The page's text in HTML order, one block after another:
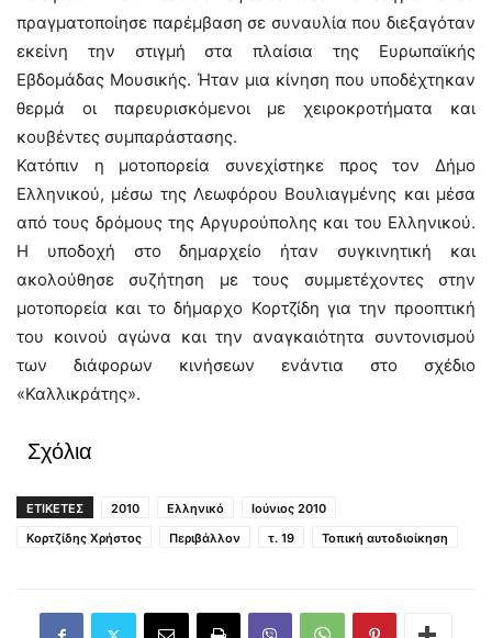
πραγματοποίησε παρέμβαση σε συναυλία που διεξαγόταν
εκείνη την στιγμή στα πλαίσια της Ευρωπαϊκής
Εβδομάδας Μουσικής. Ήταν μια κίνηση που υποδέχτηκαν
θερμά οι παρευρισκόμενοι με χειροκροτήματα και
κουβέντες συμπαράστασης.
Κατόπιν η μοτοπορεία συνεχίστηκε προς τον Δήμο
Ελληνικού, μέσω της Λεωφόρου Βουλιαγμένης και μέσα
από τους δρόμους της Αργυρούπολης και του Ελληνικού.
Η υποδοχή στο δημαρχείο ήταν συγκινητική και
ακολούθησε συζήτηση με τους συμμετέχοντες στην
μοτοπορεία και το δήμαρχο Κορτζίδη για την προοπτική
του κοινού αγώνα και την αναγκαιότητα συντονισμού
των διάφορων κινήσεων ενάντια στο σχέδιο
«Καλλικράτης».
Σχόλια
ΕΤΙΚΕΤΕΣ 2010 Ελληνικό
Ιούνιος 2010
Κορτζίδης Χρήστος
Περιβάλλον τ. 19 Τοπική αυτοδιοίκηση